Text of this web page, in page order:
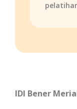
IDI Bener